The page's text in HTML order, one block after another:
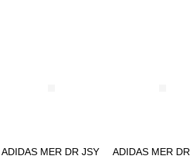
，將依據個別帳號之用戶狀況，依本公司即
ADIDAS MER DR JSY
ADIDAS MER